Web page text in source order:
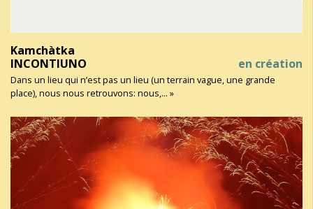
Kamchàtka
INCONTIUNO
en création
Dans un lieu qui n’est pas un lieu (un terrain vague, une grande
place), nous nous retrouvons: nous,... »